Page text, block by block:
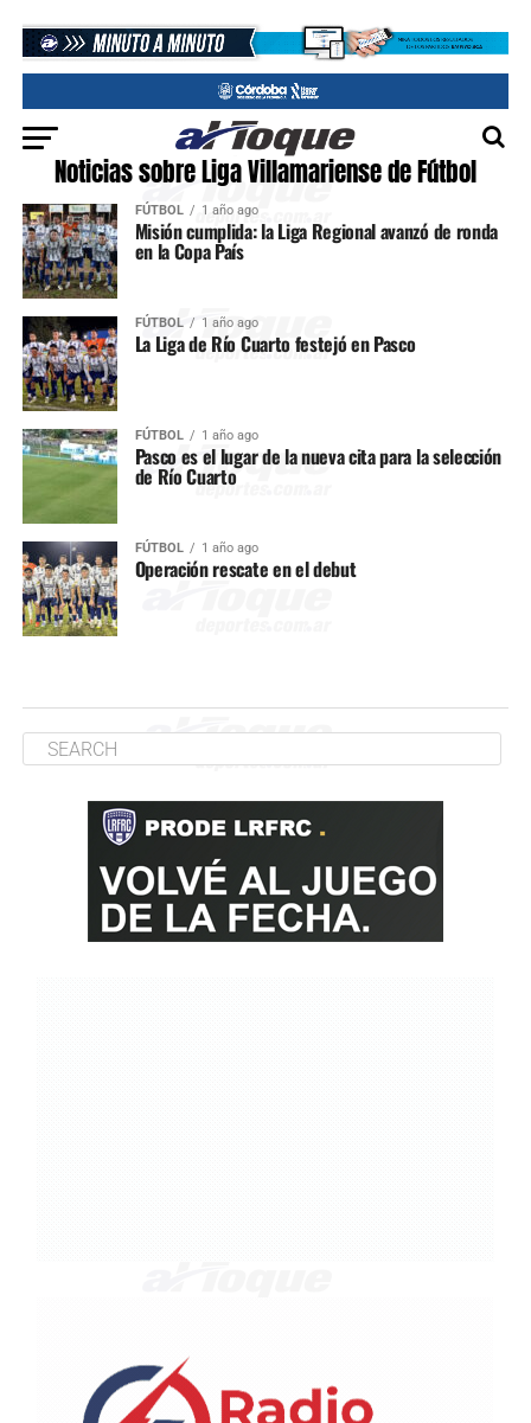
Noticias sobre Liga Villamariense de Fútbol
FÚTBOL 1 año ago
Misión cumplida: la Liga Regional avanzó de ronda
en la Copa País
FÚTBOL 1 año ago
La Liga de Río Cuarto festejó en Pasco
FÚTBOL 1 año ago
Pasco es el lugar de la nueva cita para la selección
de Río Cuarto
FÚTBOL 1 año ago
Operación rescate en el debut